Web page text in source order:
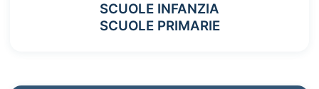
SCUOLE INFANZIA
SCUOLE PRIMARIE